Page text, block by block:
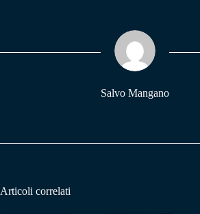
pp m
Salvo Mangano
Articoli correlati